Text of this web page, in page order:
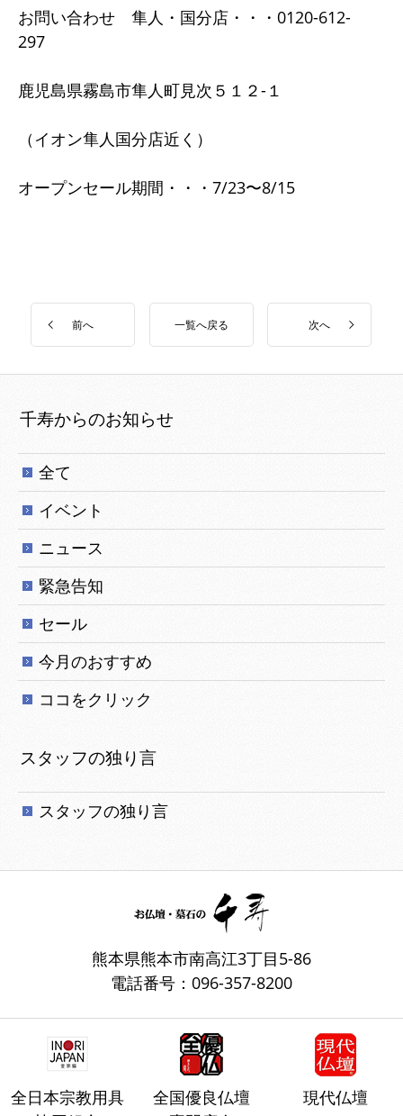
お問い合わせ 隼人・国分店・・・0120-612-
297
鹿児島県霧島市隼人町見次５１２-１
（イオン隼人国分店近く）
オープンセール期間・・・7/23〜8/15
前へ 一覧へ戻る 次へ
千寿からのお知らせ
全て
イベント
ニュース
緊急告知
セール
今月のおすすめ
ココをクリック
スタッフの独り言
スタッフの独り言
熊本県熊本市南高江3丁目5-86
電話番号：096-357-8200
全日本宗教用具
全国優良仏壇
現代仏壇